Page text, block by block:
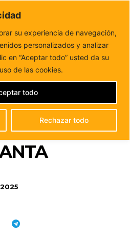
su experiencia de navegación,
personalizados y analizar
en “Aceptar todo” usted da su
de las cookies.
Rechazar todo
todo
FM
de forma cercana
El Cabildo mejora los accesos a
MEJORA
A VARIAS
ANTIGUA Y
DE
2025